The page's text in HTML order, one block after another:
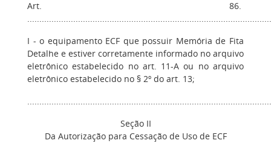
Art. 86.
I - o equipamento ECF que possuir Memória de Fita
Detalhe e estiver corretamente informado no arquivo
eletrônico estabelecido no art. 11-A ou no arquivo
eletrônico estabelecido no § 2º do art. 13;
Seção II
Da Autorização para Cessação de Uso de ECF